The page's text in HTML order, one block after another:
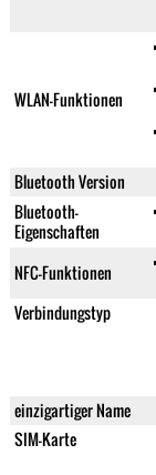
WLAN-Funktionen
Bluetooth Version
Bluetooth-
Eigenschaften
NFC-Funktionen
Verbindungstyp
einzigartiger Name
SIM-Karte